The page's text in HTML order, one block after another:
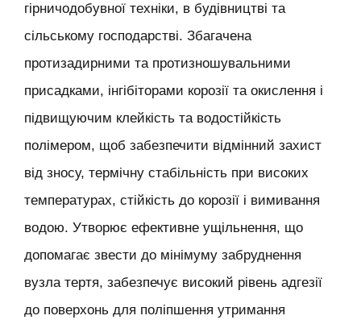
гірничодобувної техніки, в будівництві та
сільському господарстві. Збагачена
протизадирними та протизношувальними
присадками, інгібіторами корозії та окислення і
підвищуючим клейкість та водостійкість
полімером, щоб забезпечити відмінний захист
від зносу, термічну стабільність при високих
температурах, стійкість до корозії і вимивання
водою. Утворює ефективне ущільнення, що
допомагає звести до мінімуму забруднення
вузла тертя, забезпечує високий рівень адгезії
до поверхонь для поліпшення утримання